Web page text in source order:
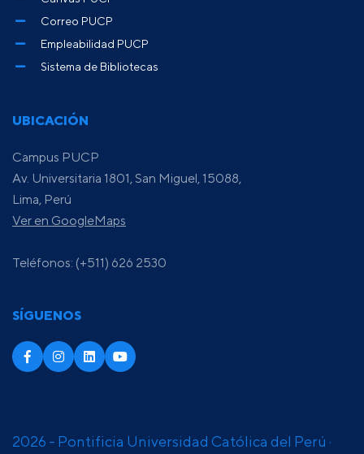
UBICACIÓN
Campus PUCP
Av. Universitaria 1801, San Miguel, 15088,
Lima, Perú
Ver en GoogleMaps
Teléfonos: (+511) 626 2530
SÍGUENOS
Correo PUCP
Empleabilidad PUCP
Sistema de Bibliotecas
2026 - Pontificia Universidad Católica del Perú ·